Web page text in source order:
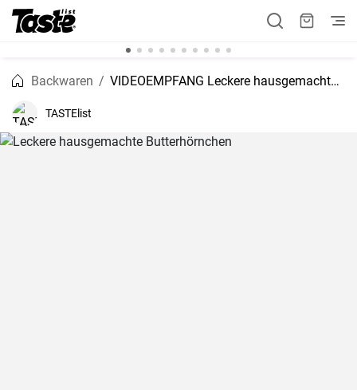
Backwaren VIDEOEMPFANG Leckere hausgemachte Butterhörnchen
TASTElist